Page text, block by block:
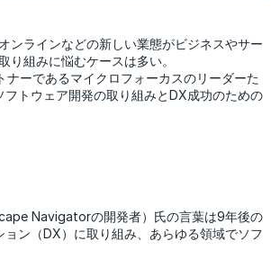
ンラインなどの新しい業態がビジネスやサー
組みに悩むケースは多い。
ーであるマイクロフォーカスのリーダーた
トウェア開発の取り組みとDX成功のための
Navigatorの開発者）氏の言葉は9年後の
ン（DX）に取り組み、あらゆる領域でソフ